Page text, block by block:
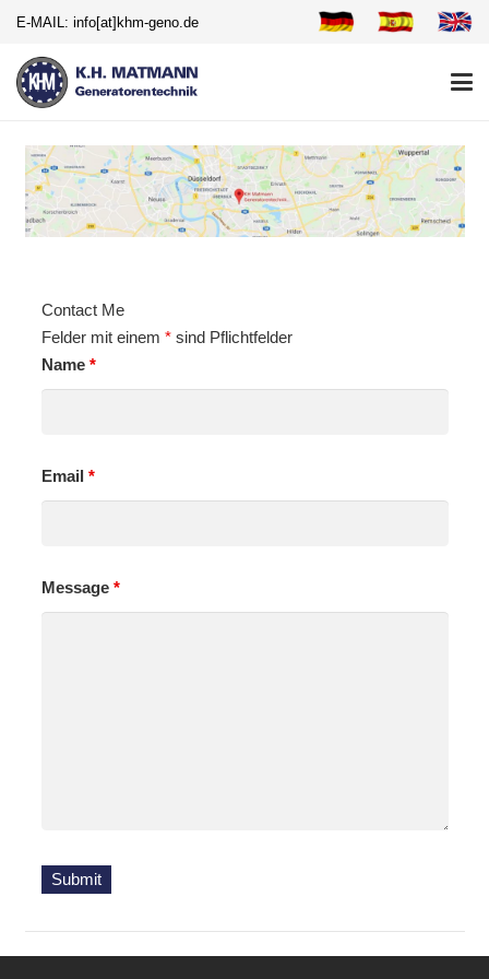
E-MAIL: info[at]khm-geno.de
Contact Me
Felder mit einem *sind Pflichtfelder
Name *
Email *
Message *